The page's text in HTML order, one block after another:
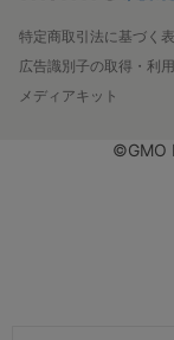
特定商取引法に基づく
広告識別子の取得・利用
メディアキット
©GMO